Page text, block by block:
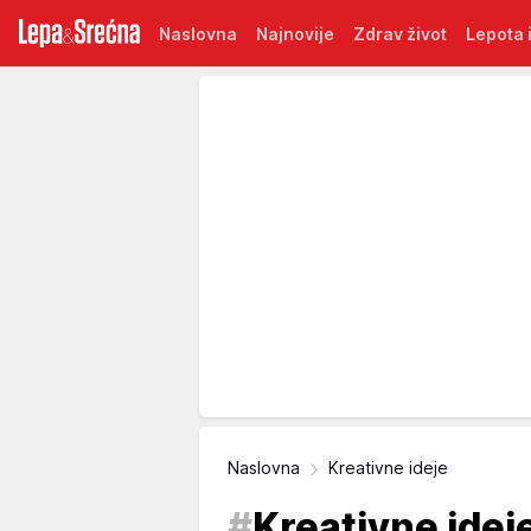
Naslovna Najnovije Zdrav život Lepota
Naslovna Kreativne ideje